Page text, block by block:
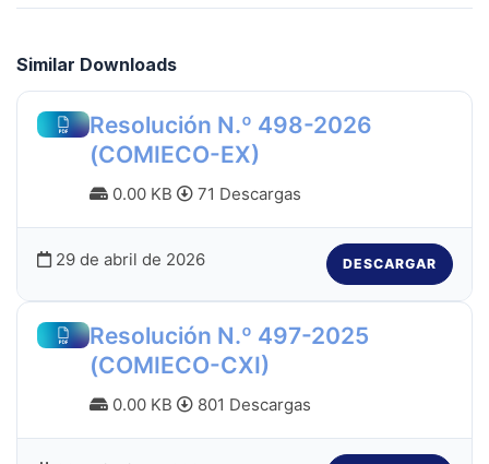
Similar Downloads
Resolución N.º 498-2026
(COMIECO-EX)
0.00 KB 71 Descargas
29 de abril de 2026 DESCARGAR
Resolución N.º 497-2025
(COMIECO-CXI)
0.00 KB 801 Descargas